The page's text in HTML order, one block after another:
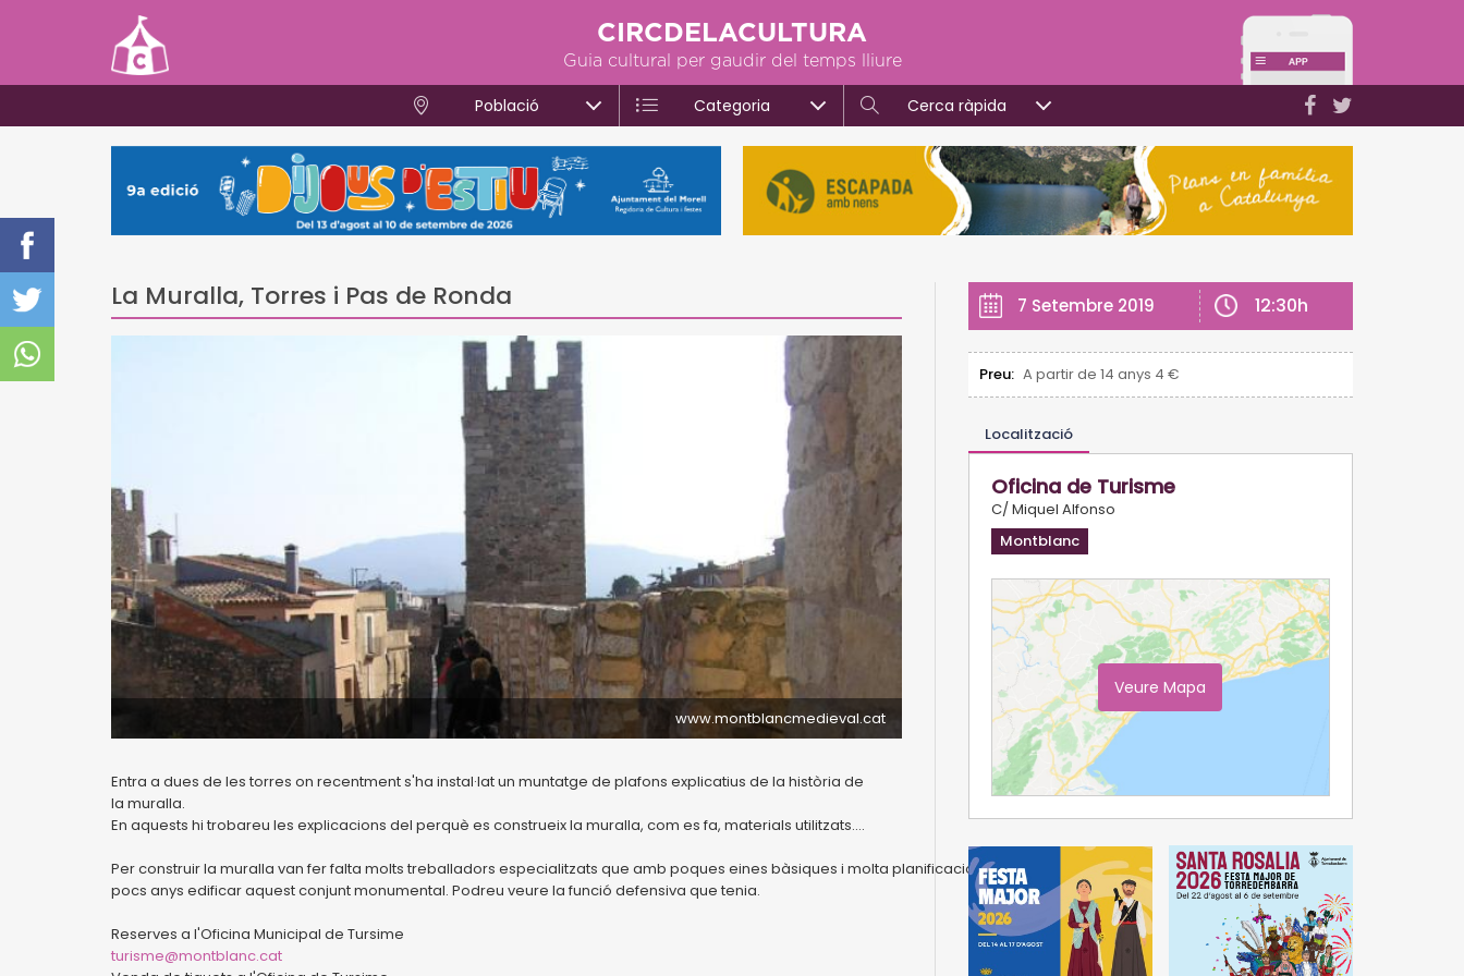
CIRCDELACULTURA
Guia cultural per gaudir del temps lliure
Població Categoria Cerca ràpida
La Muralla, Torres i Pas de Ronda
www.montblancmedieval.cat
Entra a dues de les torres on recentment s'ha instal·lat un muntatge de plafons explicatius de la història de
la muralla.
En aquests hi trobareu les explicacions del perquè es construeix la muralla, com es fa, materials utilitzats....
Per construir la muralla van fer falta molts treballadors especialitzats que amb poques eines bàsiques i molta planificació aconseguiren en
pocs anys edificar aquest conjunt monumental. Podreu veure la funció defensiva que tenia.
Reserves a l'Oficina Municipal de Tursime
turisme@montblanc.cat
7 Setembre 2019 12:30h
Preu: A partir de 14 anys 4 €
Localització
Oficina de Turisme
C/ Miquel Alfonso
Montblanc
Veure Mapa